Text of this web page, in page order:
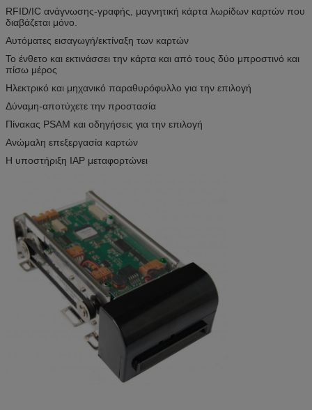
RFID/IC ανάγνωσης-γραφής, μαγνητική κάρτα λωρίδων καρτών που
διαβάζεται μόνο.
Αυτόματες εισαγωγή/εκτίναξη των καρτών
Το ένθετο και εκτινάσσει την κάρτα και από τους δύο μπροστινό και
πίσω μέρος
Ηλεκτρικό και μηχανικό παραθυρόφυλλο για την επιλογή
Δύναμη-αποτύχετε την προστασία
Πίνακας PSAM και οδηγήσεις για την επιλογή
Ανώμαλη επεξεργασία καρτών
Η υποστήριξη IAP μεταφορτώνει